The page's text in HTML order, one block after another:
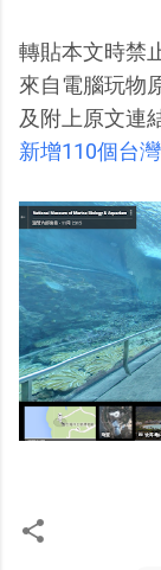
轉貼本文時禁
來自電腦玩物
及附上原文連
新增110個台